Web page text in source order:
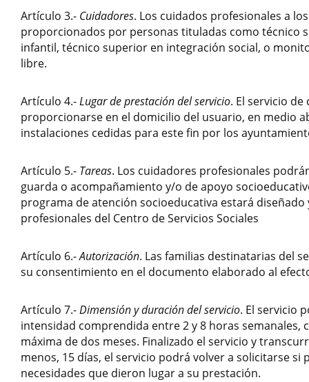
Artículo 3.- Cuidadores. Los cuidados profesionales a
proporcionados por personas tituladas como técnico
infantil, técnico superior en integración social, o
libre.
Artículo 4.-Lugar de prestación del servicio. El servicio
proporcionarse en el domicilio del usuario, en medio
instalaciones cedidas para este fin por los
Artículo 5.- Tareas. Los cuidadores profesionales
guarda o acompañamiento y/o de apoyo
programa de atención socioeducativa estará
profesionales del Centro de Servicios Sociales
Artículo 6.-Autorización. Las familias destinatarias del
su consentimiento en el documento elaborado al
Artículo 7.-Dimensión y duración del servicio. El servicio
intensidad comprendida entre 2 y 8 horas semanales,
máxima de dos meses. Finalizado el servicio y
menos, 15 días, el servicio podrá volver a solicitarse si
necesidades que dieron lugar a su prestación.